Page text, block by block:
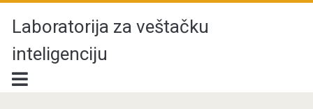
Laboratorija za veštačku
inteligenciju